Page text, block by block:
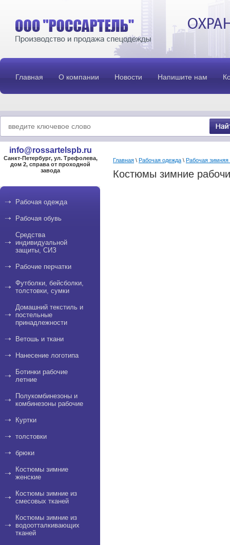
Главная О компании Новости Напишите нам
info@rossartelspb.ru
Санкт-Петербург, ул. Трефолева,
дом 2, справа от проходной
завода
Рабочая одежда
Рабочая обувь
Средства
индивидуальной
защиты, СИЗ
Рабочие перчатки
Футболки, бейсболки,
толстовки, сумки
Домашний текстиль и
постельные
принадлежности
Ветошь и ткани
Нанесение логотипа
Ботинки рабочие
летние
Полукомбинезоны и
комбинезоны рабочие
Куртки
толстовки
брюки
Костюмы зимние
женские
Костюмы зимние из
смесовых тканей
Костюмы зимние из
водоотталкивающих
тканей
Главная \ Рабочая одежда \ Рабочая зимняя
Костюмы зимние